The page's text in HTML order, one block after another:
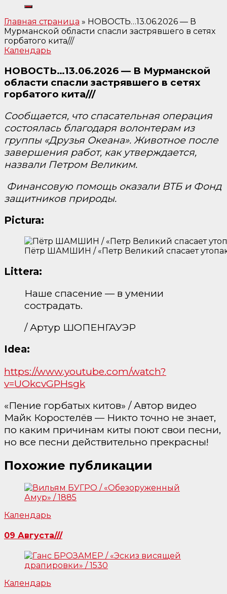
Главная страница » НОВОСТЬ…13.06.2026 — В
Мурманской области спасли застрявшего в сетях
горбатого кита///
Календарь
НОВОСТЬ…13.06.2026 — В Мурманской
области спасли застрявшего в сетях
горбатого кита///
Сообщается, что спасательная операция
состоялась благодаря волонтерам из
группы «Друзья Океана». Животное после
завершения работ, как утверждается,
назвали Петром Великим.
Финансовую помощь оказали ВТБ и Фонд
защитников природы.
Pictura:
Пётр ШАМШИН / «Петр Великий спасает
Littera:
Наше спасение — в умении
сострадать.
/ Артур ШОПЕНГАУЭР
Idea:
https://www.youtube.com/watch?
v=UOkcvGPHsgk
«Пение горбатых китов» / Автор видео
Майк Коростелёв — Никто точно не знает,
по каким причинам киты поют свои песни,
но все песни действительно прекрасны!
Похожие публикации
Календарь
09 Августа///
Календарь